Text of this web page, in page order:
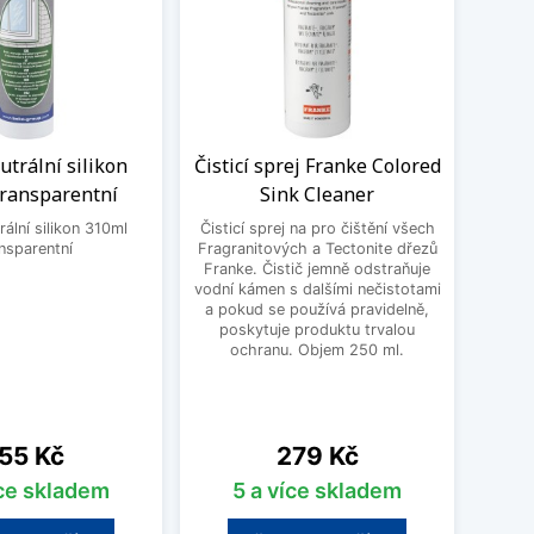
silikon
silikon 310ml
Kč
skladem
Čisticí sprej Franke Colored
Sink Cleaner
Čisticí sprej na pro čištění všech
Fragranitových a Tectonite dřezů
Franke. Čistič jemně odstraňuje
vodní kámen s dalšími nečistotami
a pokud se používá pravidelně,
poskytuje produktu trvalou
ochranu. Objem 250 ml.
Cena
279 Kč
5 a více skladem